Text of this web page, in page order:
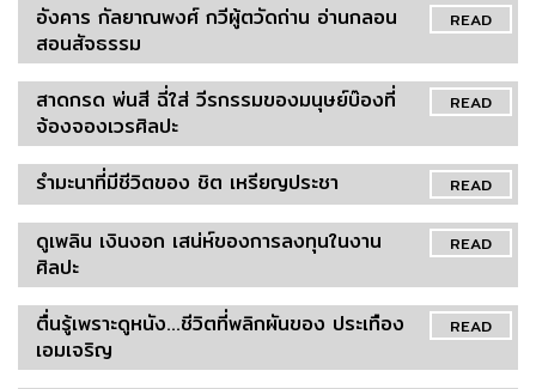
READ
อังคาร กัลยาณพงศ์ กวีผู้ตวัดถ่าน อ่านกลอน
สอนสัจธรรม
READ
สาดกรด พ่นสี ฉี่ใส่ วีรกรรมของมนุษย์บ๊องที่
จ้องจองเวรศิลปะ
READ
รำมะนาที่มีชีวิตของ ชิต เหรียญประชา
READ
ดูเพลิน เงินงอก เสน่ห์ของการลงทุนในงาน
ศิลปะ
READ
ตื่นรู้เพราะดูหนัง...ชีวิตที่พลิกผันของ ประเทือง
เอมเจริญ